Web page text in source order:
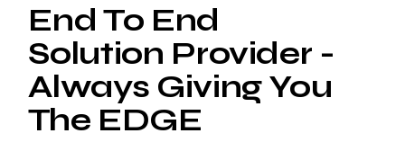
End To End
Solution Provider -
Always Giving You
The EDGE